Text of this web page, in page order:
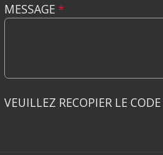
MESSAGE *
VEUILLEZ RECOPIER LE CODE